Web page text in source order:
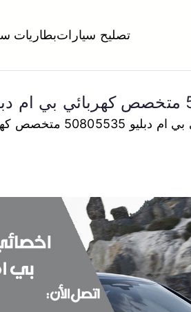
الكويت
وبنشر تبديل تواير تواير اطارات
تصليح سياراتبطاريات
متخصص كهربائي بي ام دبليو خدمة سيارات